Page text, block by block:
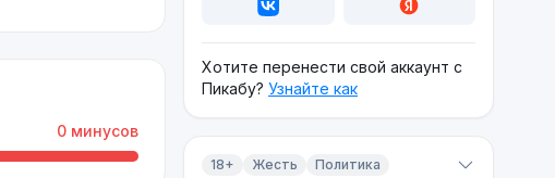
0 минусов
Хотите перенести свой аккаунт с
Пикабу? Узнайте как
18+ Жесть Политика